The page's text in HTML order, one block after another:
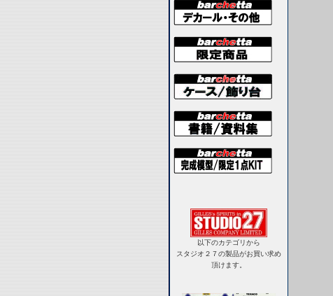
以下のカテゴリから
スタジオ２７の製品がお買い求め
頂けます。